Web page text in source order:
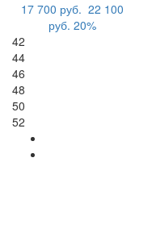
17 700 руб. 22 100
руб. 20%
42
44
46
48
50
52